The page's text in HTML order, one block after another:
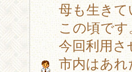
母も生き
この頃です
今回利用
市内はあ